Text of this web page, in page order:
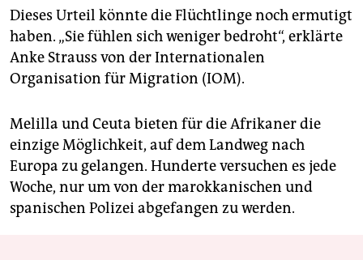
Dieses Urteil könnte die Flüchtlinge noch ermutigt
haben. „Sie fühlen sich weniger bedroht“, erklärte
Anke Strauss von der Internationalen
Organisation für Migration (IOM).
Melilla und Ceuta bieten für die Afrikaner die
einzige Möglichkeit, auf dem Landweg nach
Europa zu gelangen. Hunderte versuchen es jede
Woche, nur um von der marokkanischen und
spanischen Polizei abgefangen zu werden.